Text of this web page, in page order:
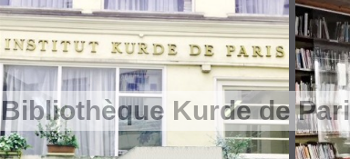
Bibliothèque Kurde de